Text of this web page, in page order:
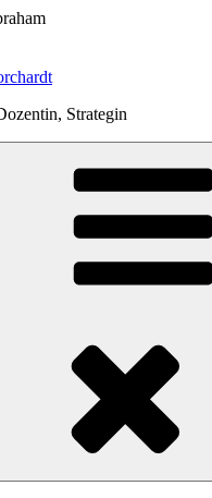
Strategin